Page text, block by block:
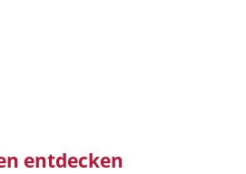
entdecken